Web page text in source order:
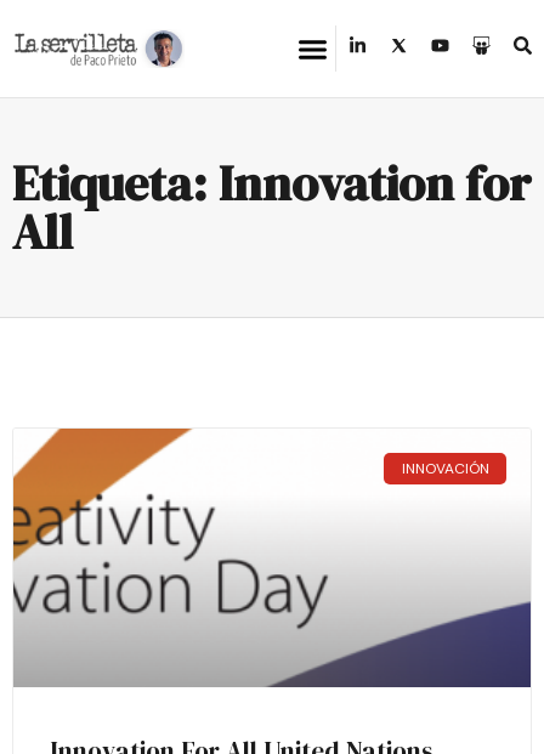
Etiqueta: Innovation for
All
INNOVACIÓN